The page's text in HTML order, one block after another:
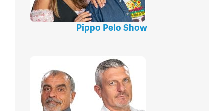
Pippo Pelo Show